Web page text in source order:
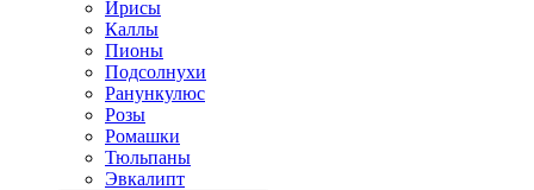
Ирисы
Каллы
Пионы
Подсолнухи
Ранункулюс
Розы
Ромашки
Тюльпаны
Эвкалипт